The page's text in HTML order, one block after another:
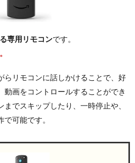
専用リモコンです。
らリモコンに話しかけることで、好
動画をコントロールすることができ
までスキップしたり、一時停止や、
可能です。